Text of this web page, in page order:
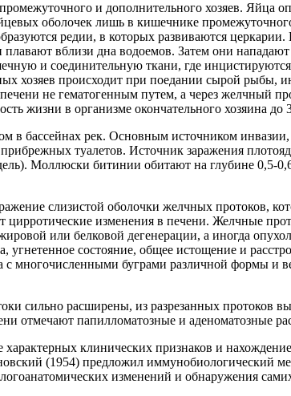
и дополнительного хозяев. Яйца
оболочек лишь в кишечнике
редии, в которых развиваются
вблизи дна водоемов. Затем они
и соединительную ткани, где
хозяев происходит при поедании сырой рыбы,
не гематогенным путем, а через желчный
жизни в организме окончательного хозяина до
в бассейнах рек. Основным источником
туалетов. Источник заражения
Моллюски битинии обитают на глубине 0,5-
слизистой оболочки желчных протоков,
изменения в печени. Желчные
или белковой дегенерации, а иногда
состояние, общее истощение и
с многочисленными буграми различной формы и
сильно расширены, из разрезанных протоков
отмечают папилломатозные и аденоматозные
клинических признаков и
(1954) предложил иммунобиологический
изменений и обнаружения